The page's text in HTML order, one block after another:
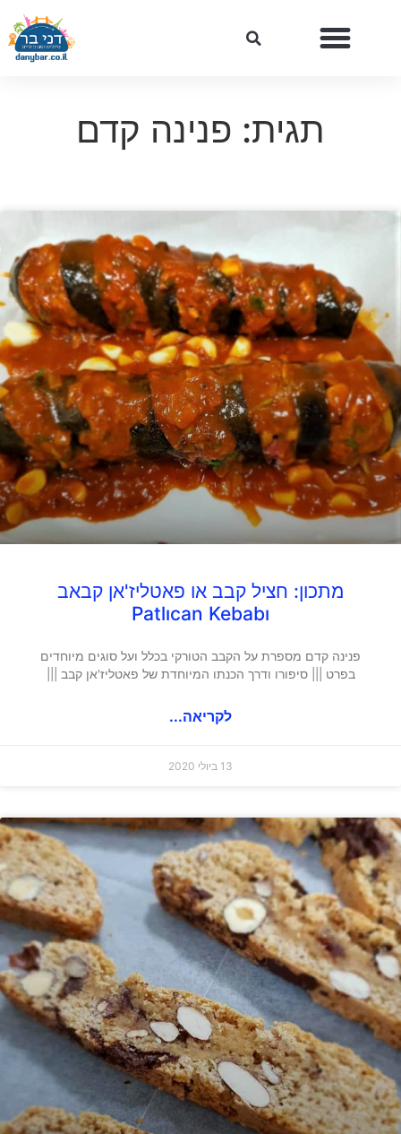
תגית: פנינה קדם
מתכון: חציל קבב או פאטליז'אן קבאב
Patlıcan Kebabı
פנינה קדם מספרת על הקבב הטורקי בכלל ועל סוגים מיוחדים
בפרט ||| סיפורו ודרך הכנתו המיוחדת של פאטליז'אן קבב |||
לקריאה...
13 ביולי 2020